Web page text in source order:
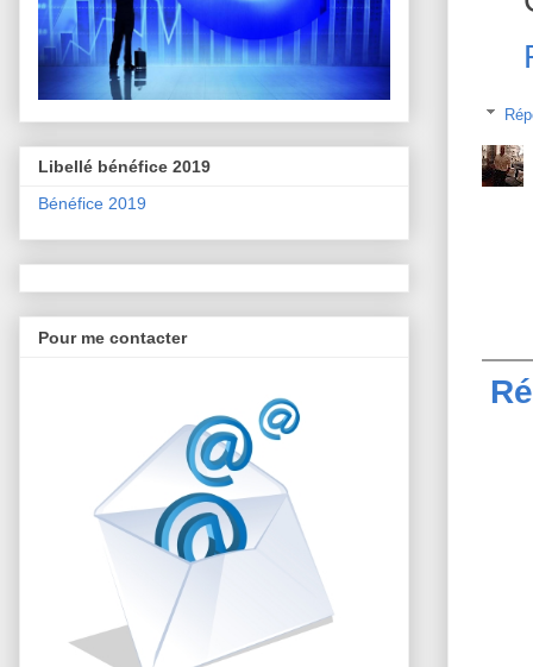
Libellé bénéfice 2019
Bénéfice 2019
Pour me contacter